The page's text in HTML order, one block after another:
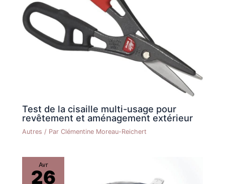
empêche le froissement et la
housse 100 % coton avec
couche de mousse résistante
à l'abrasion est lavable et
amovible pour plus de
durabilité et de propreté.
housse 100 % coton avec couche de mousse résistante à
l'abrasion est lavable et amovible pour plus de durabilité et
de propreté.
Test de la cisaille multi-usage pour
revêtement et aménagement extérieur
Autres / ParClémentine Moreau-Reichert
Avr
26